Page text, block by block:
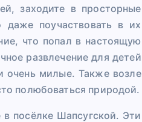
заходите в просторные
поучаствовать в их
что попал в настоящую
развлечение для детей
очень милые. Также возле
полюбоваться природой.
посёлке Шапсугской. Эти